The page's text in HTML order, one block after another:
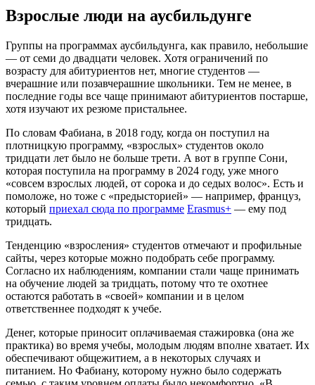
Взрослые люди на аусбильдунге
Группы на программах аусбильдунга, как правило, небольшие
— от семи до двадцати человек. Хотя ограничений по
возрасту для абитуриентов нет, многие студентов —
вчерашние или позавчерашние школьники. Тем не менее, в
последние годы все чаще принимают абитуриентов постарше,
хотя изучают их резюме пристальнее.
По словам Фабиана, в 2018 году, когда он поступил на
плотницкую программу, «взрослых» студентов около
тридцати лет было не больше трети. А вот в группе Сони,
которая поступила на программу в 2024 году, уже много
«совсем взрослых людей, от сорока и до седых волос». Есть и
помоложе, но тоже с «предысторией» — например, француз,
который приехал сюда по программе Erasmus+ — ему под
тридцать.
Тенденцию «взросления» студентов отмечают и профильные
сайты, через которые можно подобрать себе программу.
Согласно их наблюдениям, компании стали чаще принимать
на обучение людей за тридцать, потому что те охотнее
остаются работать в «своей» компании и в целом
ответственнее подходят к учебе.
Денег, которые приносит оплачиваемая стажировка (она же
практика) во время учебы, молодым людям вполне хватает. Их
обеспечивают общежитием, а в некоторых случаях и
питанием. Но Фабиану, которому нужно было содержать